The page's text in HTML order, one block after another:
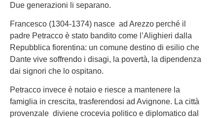
Due generazioni li separano.
Francesco (1304-1374) nasce ad Arezzo perché il
padre Petracco è stato bandito come l’Alighieri dalla
Repubblica fiorentina: un comune destino di esilio che
Dante vive soffrendo i disagi, la povertà, la dipendenza
dai signori che lo ospitano.
Petracco invece è notaio e riesce a mantenere la
famiglia in crescita, trasferendosi ad Avignone. La città
provenzale diviene crocevia politico e diplomatico dal